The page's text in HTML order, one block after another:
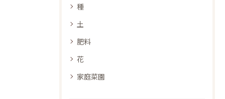
種
土
肥料
花
家庭菜園